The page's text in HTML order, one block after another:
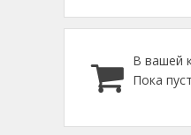
В вашей
Пока